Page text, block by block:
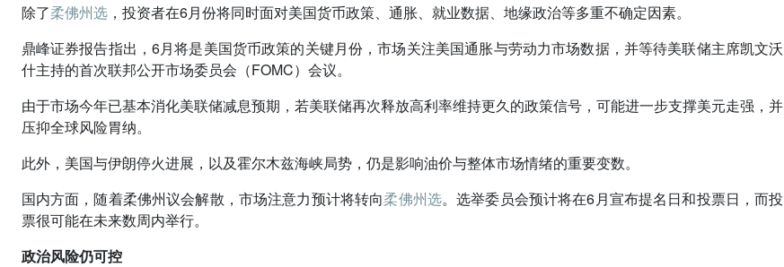
除了柔佛州选，投资者在6月份将同时面对美国货币政策、通胀、就业数据、地缘政治等多重不确定因素。
鼎峰证券报告指出，6月将是美国货币政策的关键月份，市场关注美国通胀与劳动力市场数据，并等待美联储主席凯文沃
什主持的首次联邦公开市场委员会（FOMC）会议。
由于市场今年已基本消化美联储减息预期，若美联储再次释放高利率维持更久的政策信号，可能进一步支撑美元走强，并
压抑全球风险胃纳。
此外，美国与伊朗停火进展，以及霍尔木兹海峡局势，仍是影响油价与整体市场情绪的重要变数。
国内方面，随着柔佛州议会解散，市场注意力预计将转向柔佛州选。选举委员会预计将在6月宣布提名日和投票日，而投
票很可能在未来数周内举行。
政治风险仍可控